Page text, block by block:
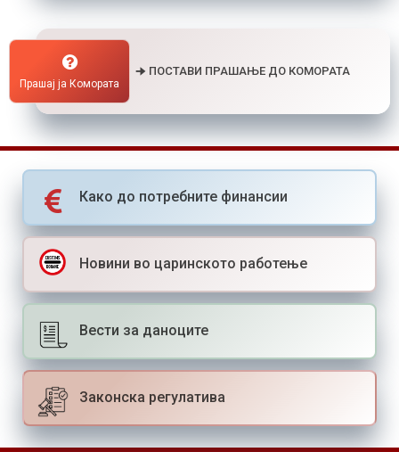
Прашај ја Комората
🠊 ПОСТАВИ ПРАШАЊЕ ДО КОМОРАТА
Како до потребните финансии
Новини во царинското работење
Вести за даноците
Законска регулатива